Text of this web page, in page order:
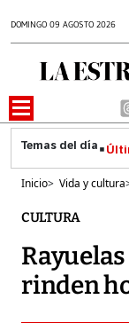
DOMINGO 09 AGOSTO 2026
Inicio> Vida y cultura
CULTURA
rinden